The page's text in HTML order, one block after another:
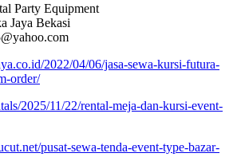
Party Equipment
Jaya Bekasi
2022/04/06/jasa-sewa-kursi-futura-
order/
2025/11/22/rental-meja-dan-kursi-event-
pusat-sewa-tenda-event-type-bazar-